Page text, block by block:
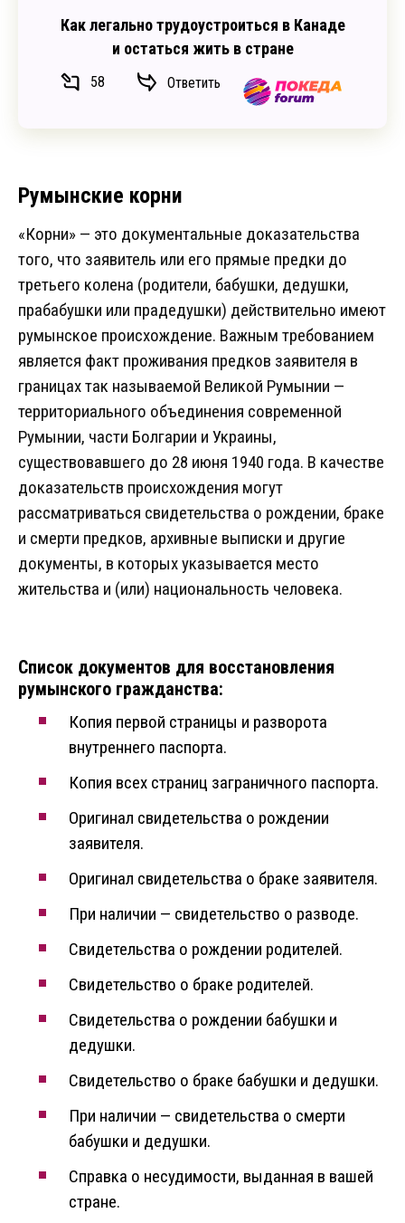
Как легально трудоустроиться в Канаде
и остаться жить в стране
58 Ответить
Румынские корни
«Корни» — это документальные доказательства
того, что заявитель или его прямые предки до
третьего колена (родители, бабушки, дедушки,
прабабушки или прадедушки) действительно имеют
румынское происхождение. Важным требованием
является факт проживания предков заявителя в
границах так называемой Великой Румынии —
территориального объединения современной
Румынии, части Болгарии и Украины,
существовавшего до 28 июня 1940 года. В качестве
доказательств происхождения могут
рассматриваться свидетельства о рождении, браке
и смерти предков, архивные выписки и другие
документы, в которых указывается место
жительства и (или) национальность человека.
Список документов для восстановления
румынского гражданства:
Копия первой страницы и разворота
внутреннего паспорта.
Копия всех страниц заграничного паспорта.
Оригинал свидетельства о рождении
заявителя.
Оригинал свидетельства о браке заявителя.
При наличии — свидетельство о разводе.
Свидетельства о рождении родителей.
Свидетельство о браке родителей.
Свидетельства о рождении бабушки и
дедушки.
Свидетельство о браке бабушки и дедушки.
При наличии — свидетельства о смерти
бабушки и дедушки.
Справка о несудимости, выданная в вашей
стране.